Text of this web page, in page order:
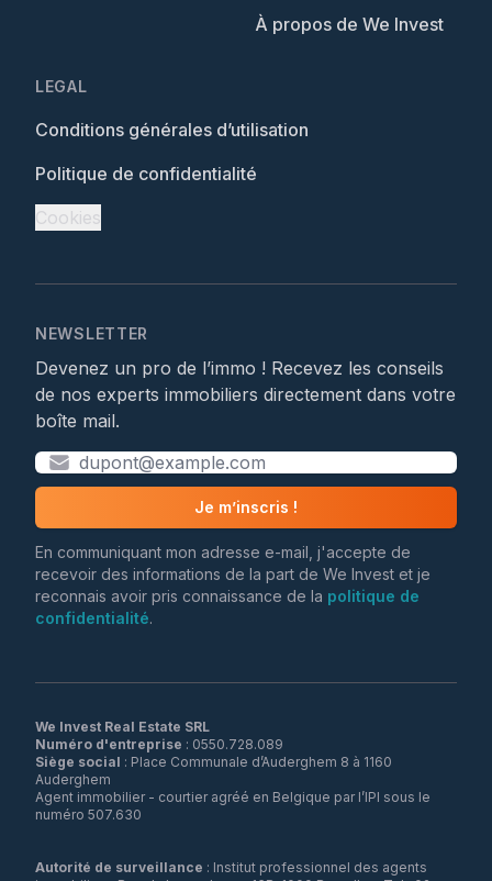
À propos de We Invest
LEGAL
Conditions générales d’utilisation
Politique de confidentialité
Cookies
NEWSLETTER
Devenez un pro de l’immo ! Recevez les conseils
de nos experts immobiliers directement dans votre
boîte mail.
Je m’inscris !
En communiquant mon adresse e-mail, j'accepte de
recevoir des informations de la part de We Invest et je
reconnais avoir pris connaissance de la politique de
confidentialité.
We Invest Real Estate SRL
Numéro d'entreprise
Siège social : Place Communale d’Auderghem 8 à 1160
Auderghem
Agent immobilier - courtier agréé en Belgique par l’IPI sous le
numéro 507.630
Autorité de surveillance : Institut professionnel des agents